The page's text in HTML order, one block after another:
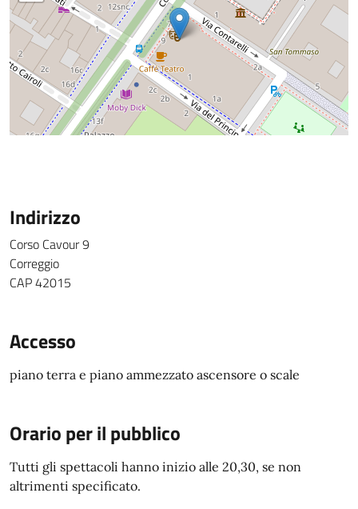
Indirizzo
Corso Cavour 9
Correggio
CAP 42015
Accesso
piano terra e piano ammezzato ascensore o scale
Orario per il pubblico
Tutti gli spettacoli hanno inizio alle 20,30, se non
altrimenti specificato.